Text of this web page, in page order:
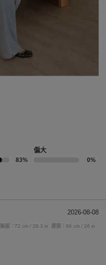
83%
偏大
0%
2026-08-08
胸圍：72 cm / 28.3 in
腰圍：66 cm / 26 in